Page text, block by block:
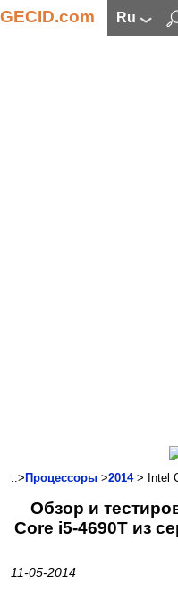
GECID.com ru
::> Процессоры >2014> Intel
Обзор и
Core i5-4690T из
11-05-2014